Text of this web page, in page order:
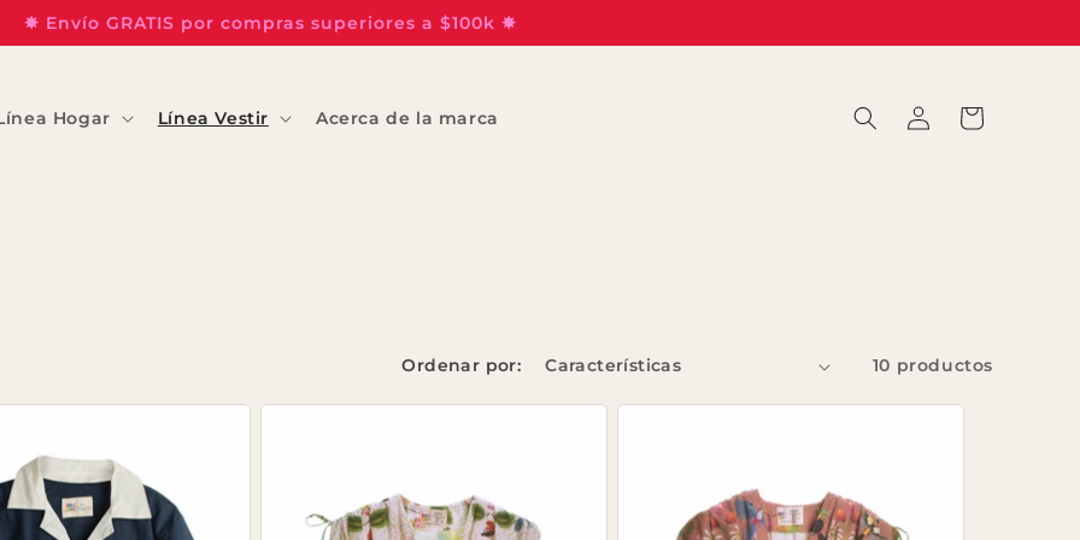
✸ Envío GRATIS por compras superiores a $100k ✸
Hogar Línea Vestir Acerca de la marca
sesión
Carrito
Ordenar por: 10 productos